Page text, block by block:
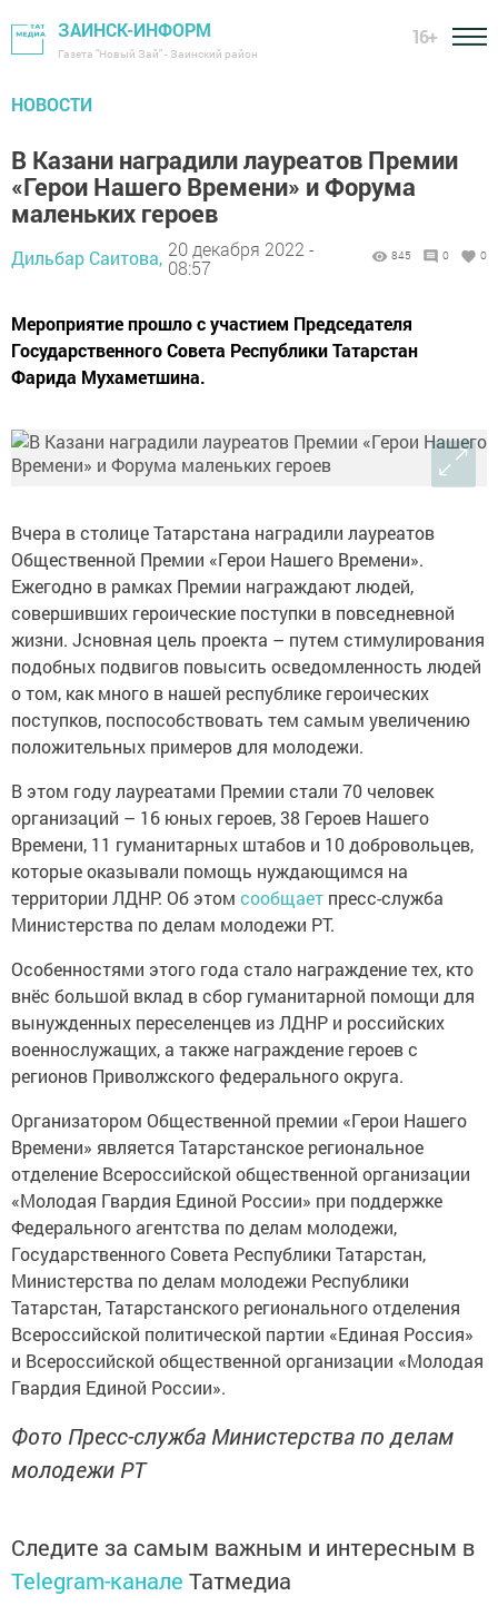
ЗАИНСК-ИНФОРМ
Газета "Новый Зай" - Заинский район
16+
НОВОСТИ
В Казани наградили лауреатов Премии
«Герои Нашего Времени» и Форума
маленьких героев
Дильбар Саитова, 20 декабря 2022 -
08:57
845 0 0
Мероприятие прошло с участием Председателя
Государственного Совета Республики Татарстан
Фарида Мухаметшина.
Вчера в столице Татарстана наградили лауреатов
Общественной Премии «Герои Нашего Времени».
Ежегодно в рамках Премии награждают людей,
совершивших героические поступки в повседневной
жизни. Jсновная цель проекта – путем стимулирования
подобных подвигов повысить осведомленность людей
о том, как много в нашей республике героических
поступков, поспособствовать тем самым увеличению
положительныx примеров для молодежи.
В этом году лауреатами Премии стали 70 человек
организаций – 16 юных героев, 38 Героев Нашего
Времени, 11 гуманитарных штабов и 10 добровольцев,
которые окaзывали помощь нуждающимся на
территории ЛДНР. Об этом сообщает пресс-служба
Министерства по делам молодежи РТ.
Особенностями этого года стало награждение тех, кто
внёс большой вклад в сбор гуманитарной помощи для
вынужденных переселенцев из ЛДНР и российских
военнослужащих, а также награждение героев с
регионов Приволжского федерального округа.
Организатором Общественной премии «Герои Нашего
Времени» является Татарстанское региональное
отделение Всероссийской общественной организации
«Молодая Гвардия Единой России» при поддeржке
Федерального агентства по делам молодежи,
Государственного Совета Республики Татарстан,
Министерства по делам молодежи Респyблики
Татарстан, Татарстанского регионального отделения
Всероссийской политической партии «Единая Россия»
и Всероссийской общественной организации «Молодая
Гвардия Единой России».
Фото Пресс-служба Министерства по делам
молодежи РТ
Следите за самым важным и интересным в
Telegram-канале Татмедиа